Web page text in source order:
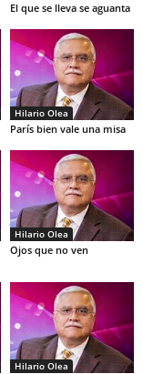
El que se lleva se aguanta
Hilario Olea
París bien vale una misa
Hilario Olea
Ojos que no ven
Hilario Olea